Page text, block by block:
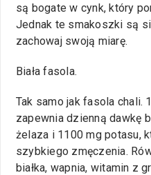
są bogate w cynk, który
Jednak te smakoszki są
zachowaj swoją miarę.
Biała fasola.
Tak samo jak fasola chali.
zapewnia dzienną dawkę
żelaza i 1100 mg potasu,
szybkiego zmęczenia.
białka, wapnia, witamin z